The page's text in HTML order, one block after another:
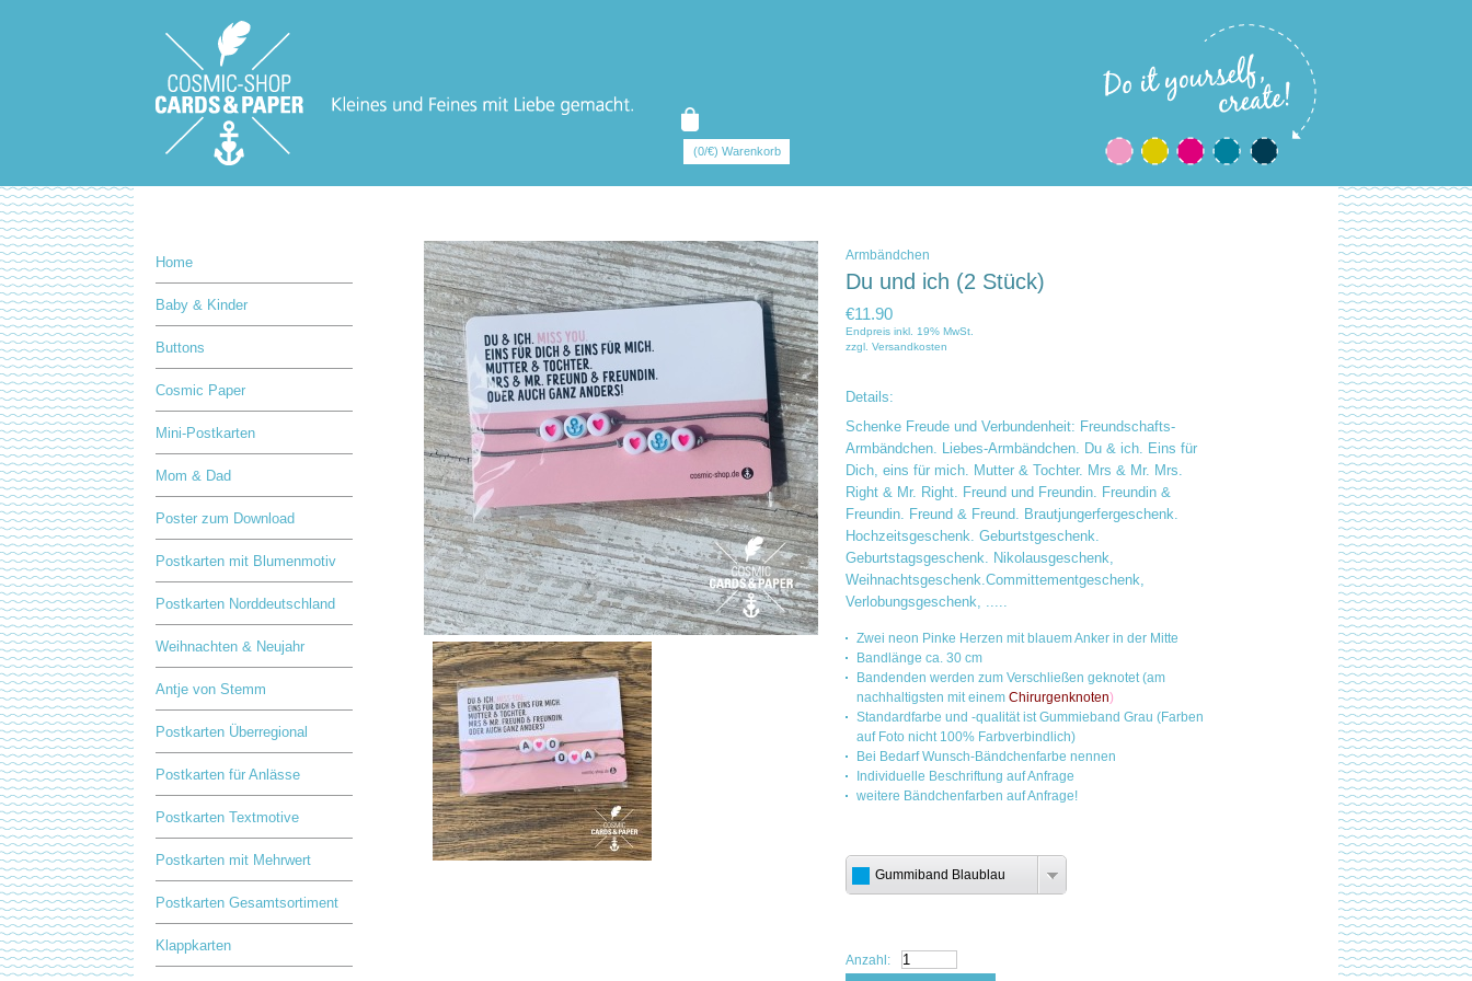
(0/€) Warenkorb
Home
Baby & Kinder
Buttons
Cosmic Paper
Mini-Postkarten
Mom & Dad
Poster zum Download
Postkarten mit Blumenmotiv
Postkarten Norddeutschland
Weihnachten & Neujahr
Antje von Stemm
Postkarten Überregional
Postkarten für Anlässe
Postkarten Textmotive
Postkarten mit Mehrwert
Postkarten Gesamtsortiment
Klappkarten
Armbändchen
Du und ich (2 Stück)
€11.90
Endpreis inkl. 19% MwSt.
zzgl. Versandkosten
Details:
Schenke Freude und Verbundenheit: Freundschafts-
Armbändchen. Liebes-Armbändchen. Du & ich. Eins für
Dich, eins für mich. Mutter & Tochter. Mrs & Mr. Mrs.
Right & Mr. Right. Freund und Freundin. Freundin &
Freundin. Freund & Freund. Brautjungerfergeschenk.
Hochzeitsgeschenk. Geburtstgeschenk.
Geburtstagsgeschenk. Nikolausgeschenk,
Weihnachtsgeschenk.Committementgeschenk,
Verlobungsgeschenk, .....
Zwei neon Pinke Herzen mit blauem Anker in der Mitte
Bandlänge ca. 30 cm
Bandenden werden zum Verschließen geknotet (am
nachhaltigsten mit einem Chirurgenknoten)
Standardfarbe und -qualität ist Gummieband Grau (Farben
auf Foto nicht 100% Farbverbindlich)
Bei Bedarf Wunsch-Bändchenfarbe nennen
Individuelle Beschriftung auf Anfrage
weitere Bändchenfarben auf Anfrage!
Gummiband Blaublau
Anzahl: